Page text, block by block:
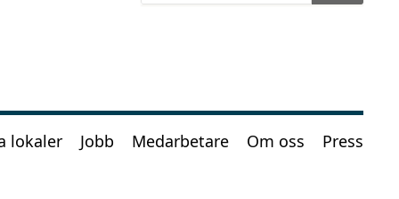
lokaler Jobb Medarbetare Om oss Press